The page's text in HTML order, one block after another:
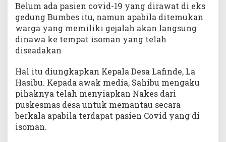
Belum ada pasien covid-19 yang dirawat di eks
gedung Bumbes itu, namun apabila ditemukan
warga yang memiliki gejalah akan langsung
dinawa ke tempat isoman yang telah
diseadakan
Hal itu diungkapkan Kepala Desa Lafinde, La
Hasibu. Kepada awak media, Sahibu mengaku
pihaknya telah menyiapkan Nakes dari
puskesmas desa untuk memantau secara
berkala apabila terdapat pasien Covid yang di
isoman.